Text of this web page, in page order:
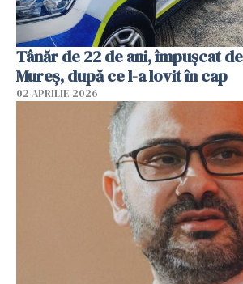
Tânăr de 22 de ani, împușcat
Mureș, după ce l-a lovit în cap
02 APRILIE 2026